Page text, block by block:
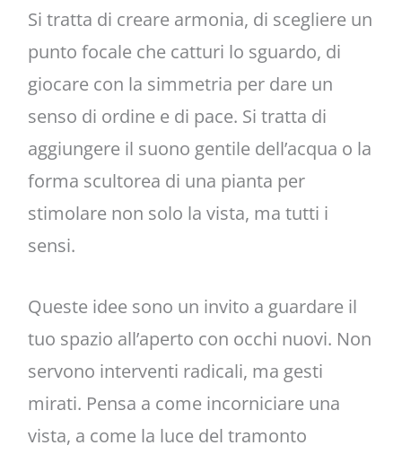
Si tratta di creare armonia, di scegliere un
punto focale che catturi lo sguardo, di
giocare con la simmetria per dare un
senso di ordine e di pace. Si tratta di
aggiungere il suono gentile dell’acqua o la
forma scultorea di una pianta per
stimolare non solo la vista, ma tutti i
sensi.
Queste idee sono un invito a guardare il
tuo spazio all’aperto con occhi nuovi. Non
servono interventi radicali, ma gesti
mirati. Pensa a come incorniciare una
vista, a come la luce del tramonto